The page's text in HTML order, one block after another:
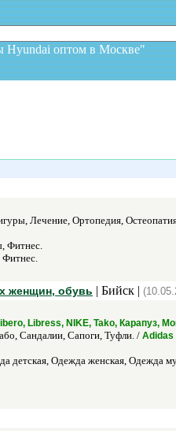
Hyundai оптом в Москве"
Лечение, Ортопедия,
Фитнес.
Фитнес.
женщин, обувь | Бийск |
Libress, NIKE, Tako, Карапуз,
Сандалии, Сапоги, Туфли. / Adidas
детская, Одежда женская, Одежда